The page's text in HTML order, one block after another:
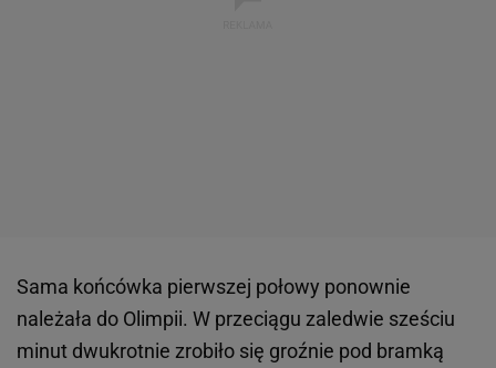
Sama końcówka pierwszej połowy ponownie
należała do Olimpii. W przeciągu zaledwie sześciu
minut dwukrotnie zrobiło się groźnie pod bramką